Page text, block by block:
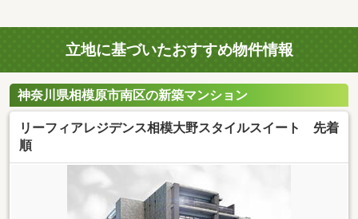
立地に基づいたおすすめ物件情報
神奈川県相模原市南区の新築マンション
リーフィアレジデンス相模大野スタイルスイート 先着
順